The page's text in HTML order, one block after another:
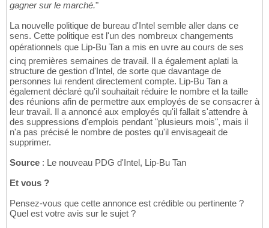
gagner sur le marché."
La nouvelle politique de bureau d'Intel semble aller dans ce
sens. Cette politique est l'un des nombreux changements
opérationnels que Lip-Bu Tan a mis en uvre au cours de ses
cinq premières semaines de travail. Il a également aplati la
structure de gestion d'Intel, de sorte que davantage de
personnes lui rendent directement compte. Lip-Bu Tan a
également déclaré qu'il souhaitait réduire le nombre et la taille
des réunions afin de permettre aux employés de se consacrer à
leur travail. Il a annoncé aux employés qu'il fallait s'attendre à
des suppressions d'emplois pendant "plusieurs mois", mais il
n'a pas précisé le nombre de postes qu'il envisageait de
supprimer.
Source : Le nouveau PDG d'Intel, Lip-Bu Tan
Et vous ?
Pensez-vous que cette annonce est crédible ou pertinente ?
Quel est votre avis sur le sujet ?